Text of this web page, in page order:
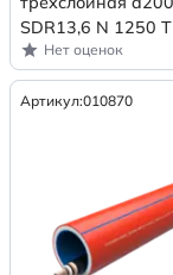
SDR13,6 N 1250
Нет оценок
Артикул:010870